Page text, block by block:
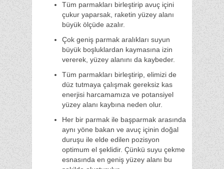
Tüm parmakları birleştirip avuç içini
çukur yaparsak, raketin yüzey alanı
büyük ölçüde azalır.
Çok geniş parmak aralıkları suyun
büyük boşluklardan kaymasına izin
vererek, yüzey alanını da kaybeder.
Tüm parmakları birleştirip, elimizi de
düz tutmaya çalışmak gereksiz kas
enerjisi harcamamıza ve potansiyel
yüzey alanı kaybına neden olur.
Her bir parmak ile başparmak arasında
aynı yöne bakan ve avuç içinin doğal
duruşu ile elde edilen pozisyon
optimum el şeklidir. Çünkü suyu çekme
esnasında en geniş yüzey alanı bu